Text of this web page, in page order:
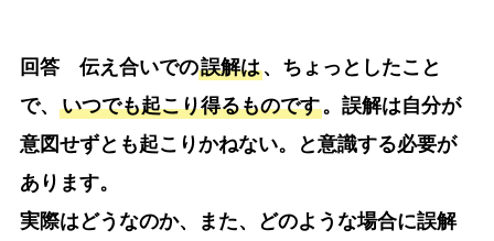
回答 伝え合いでの誤解は、ちょっとしたこと
で、 いつでも起こり得るものです。誤解は自分が
意図せずとも起こりかねない。と意識する必要が
あります。
実際はどうなのか、また、どのような場合に誤解